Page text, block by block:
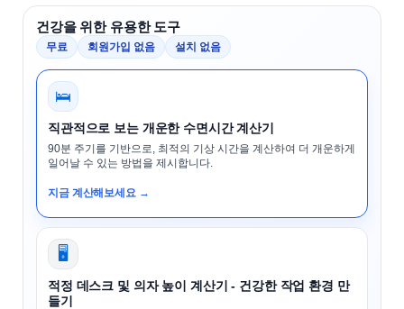
건강을 위한 유용한 도구
무료 회원가입 없음 설치 없음
🛌
직관적으로 보는 개운한 수면시간 계산기
90분 주기를 기반으로, 최적의 기상 시간을 계산하여 더 개운하게
일어날 수 있는 방법을 제시합니다.
지금 계산해보세요 →
🖥️
적정 데스크 및 의자 높이 계산기 - 건강한 작업 환경 만
들기